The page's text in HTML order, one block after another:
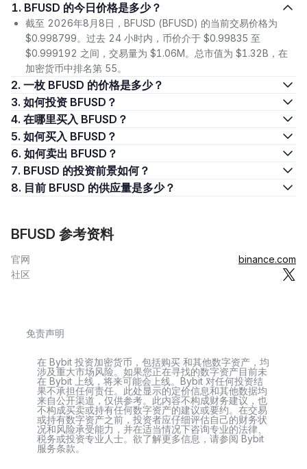
1. BFUSD 的今日价格是多少？
截至 2026年8月8日，BFUSD (BFUSD) 的当前交易价格为
$0.998799。过去 24 小时内，币价介于 $0.99835 至
$0.999192 之间，交易量为 $1.06M。总市值为 $1.32B，在
加密货币中排名第 55。
2. 一枚 BFUSD 的价格是多少？
3. 如何投资 BFUSD？
4. 在哪里买入 BFUSD？
5. 如何买入 BFUSD？
6. 如何卖出 BFUSD？
7. BFUSD 的投资前景如何？
8. 目前 BFUSD 的供应量是多少？
BFUSD 参考资料
官网
binance.com
社区
免责声明
在 Bybit 投资加密货币，包括购买 和其他数字资产，均
涉及重大市场风险。如果您正在寻找的数字资产目前未
在 Bybit 上线，将来可能会上线。Bybit 对任何投资结
果不承担任何责任。此处显示的定价信息和其他数据均
来自公开渠道，仅供参考。此内容不构成财务建议，也
不构成买卖或持有任何数字资产的建议或要约。在交易
或持有数字资产之前，投资者应仔细评估自己的财务状
况和风险承受能力，并在适当情况下咨询专业的法律、
税务或投资专业人士。欲了解更多信息，请参阅 Bybit
服务条款。